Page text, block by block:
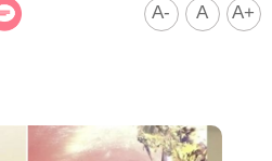
A- A A+